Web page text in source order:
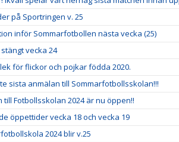
på Sportringen v. 25
inför Sommarfotbollen nästa vecka (25)
vecka 24
för flickor och pojkar födda 2020.
sista anmälan till Sommarfotbollsskolan!!!
till Fotbollsskolan 2024 är nu öppen!!
öppettider vecka 18 och vecka 19
2024 blir v.25